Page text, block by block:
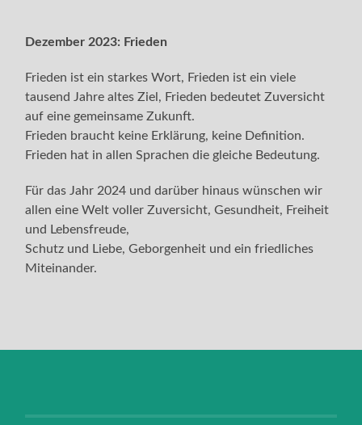
Dezember 2023: Frieden
Frieden ist ein starkes Wort, Frieden ist ein viele
tausend Jahre altes Ziel, Frieden bedeutet Zuversicht
auf eine gemeinsame Zukunft.
Frieden braucht keine Erklärung, keine Definition.
Frieden hat in allen Sprachen die gleiche Bedeutung.
Für das Jahr 2024 und darüber hinaus wünschen wir
allen eine Welt voller Zuversicht, Gesundheit, Freiheit
und Lebensfreude,
Schutz und Liebe, Geborgenheit und ein friedliches
Miteinander.